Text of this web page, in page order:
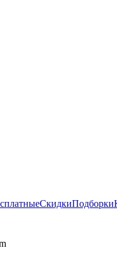
СкидкиПодборки